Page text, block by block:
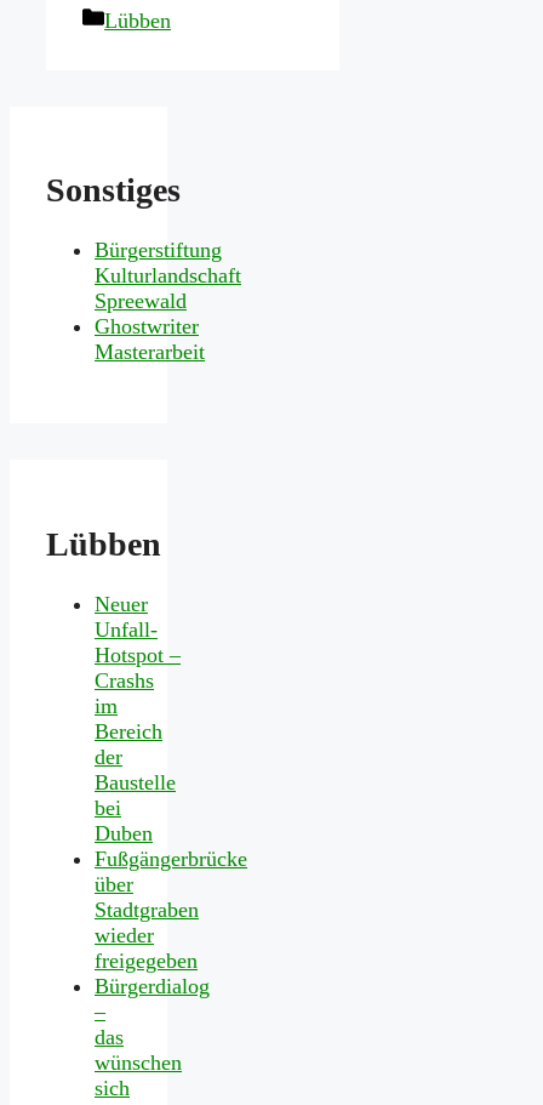
Kategorien
Lübben
Sonstiges
Bürgerstiftung
Kulturlandschaft
Spreewald
Ghostwriter
Masterarbeit
Lübben
Neuer
Unfall-
Hotspot –
Crashs
im
Bereich
der
Baustelle
bei
Duben
Fußgängerbrücke
über
Stadtgraben
wieder
freigegeben
Bürgerdialog
–
das
wünschen
sich